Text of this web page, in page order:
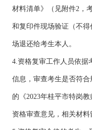
材料清单》（见附件2，
和复印件现场验证（不
场退还给考生本人。
4.资格复审工作人员依据
信息，审查考生是否符
的《2023年桂平市特岗
资格审查意见，相关材料